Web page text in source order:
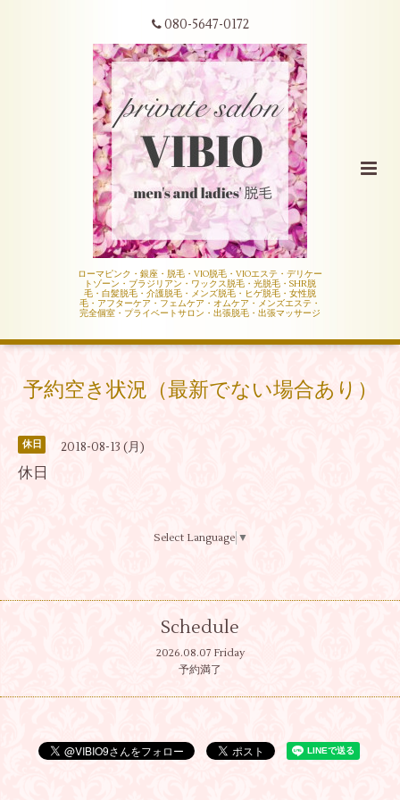
080-5647-0172
ローマピンク・銀座・脱毛・VIO脱毛・VIOエステ・デリケー
トゾーン・ブラジリアン・ワックス脱毛・光脱毛・SHR脱
毛・白髪脱毛・介護脱毛・メンズ脱毛・ヒゲ脱毛・女性脱
毛・アフターケア・フェムケア・オムケア・メンズエステ・
完全個室・プライベートサロン・出張脱毛・出張マッサージ
予約空き状況（最新でない場合あり）
休日 2018-08-13 (月)
休日
Select Language ▼
Schedule
2026.08.07 Friday
予約満了